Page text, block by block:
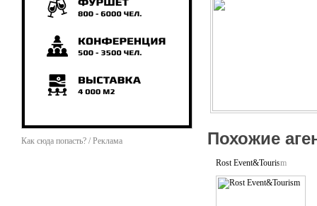
Как сюда попасть? / Реклама Похожие
Rost Event&Tourism